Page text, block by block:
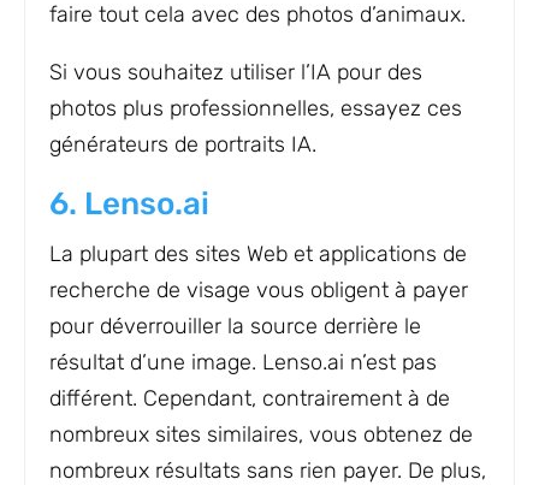
faire tout cela avec des photos d’animaux.
Si vous souhaitez utiliser l’IA pour des
photos plus professionnelles, essayez ces
générateurs de portraits IA.
6. Lenso.ai
La plupart des sites Web et applications de
recherche de visage vous obligent à payer
pour déverrouiller la source derrière le
résultat d’une image. Lenso.ai n’est pas
différent. Cependant, contrairement à de
nombreux sites similaires, vous obtenez de
nombreux résultats sans rien payer. De plus,